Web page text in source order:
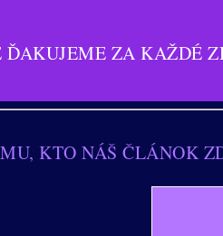
ĎAKUJEME ZA KAŽDÉ
KTO NÁŠ ČLÁNOK